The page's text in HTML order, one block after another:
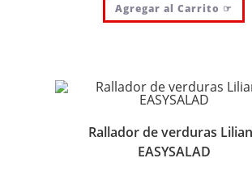
Agregar al Carrito ☞
Rallador de verduras
EASYSALAD